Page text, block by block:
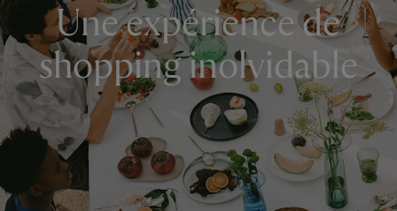
Une expérience de
shopping inolvidable